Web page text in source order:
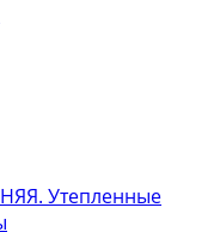
Утепленные